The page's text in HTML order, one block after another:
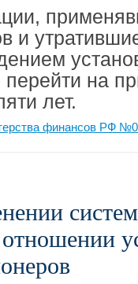
и
перейти на
лет.
финансов РФ